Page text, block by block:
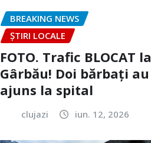
BREAKING NEWS
ȘTIRI LOCALE
FOTO. Trafic BLOCAT la
Gârbău! Doi bărbați au
ajuns la spital
clujazi iun. 12, 2026